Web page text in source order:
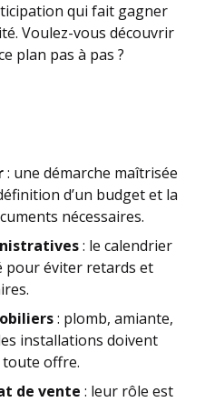
qui fait gagner
Voulez-vous découvrir
plan pas à pas ?
: une démarche maîtrisée
d’un budget et la
nécessaires.
: le calendrier
pour éviter retards et
: plomb, amiante,
installations doivent
offre.
de vente : leur rôle est